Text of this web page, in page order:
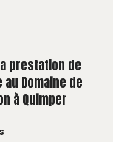
prestation de
Domaine de
à Quimper